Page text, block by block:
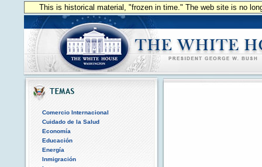
This is historical material, "frozen in time." The web site is no
Comercio Internacional
Cuidado de la Salud
Economía
Educación
Energía
Inmigración